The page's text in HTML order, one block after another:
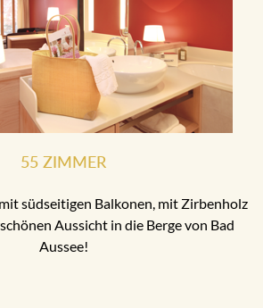
55 ZIMMER
südseitigen Balkonen, mit Zirbenholz
Aussicht in die Berge von Bad
Aussee!